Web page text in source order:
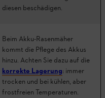
diesen beschädigen.
Beim Akku-Rasenmäher
kommt die Pflege des Akkus
hinzu. Achten Sie dazu auf die
korrekte Lagerung: immer
trocken und bei kühlen, aber
frostfreien Temperaturen.